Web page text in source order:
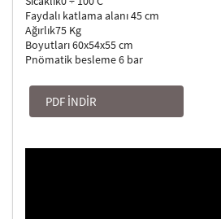
Faydalı katlama alanı 45 cm
Ağırlık75 Kg
Boyutları 60x54x55 cm
Pnömatik besleme 6 bar
PDF İNDİR